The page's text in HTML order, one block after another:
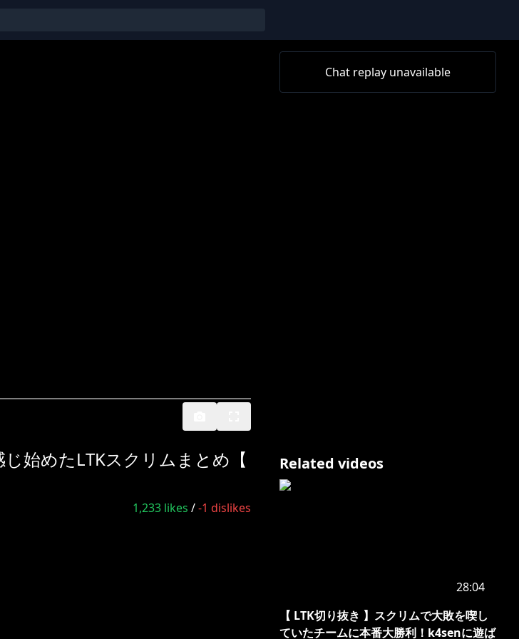
Chat replay unavailable
始めたLTKスクリムまとめ【
1,233 likes /-1 dislikes
Related videos
28:04
【 LTK切り抜き 】スクリムで大敗を喫し
ていたチームに本番大勝利！k4senに遊ば